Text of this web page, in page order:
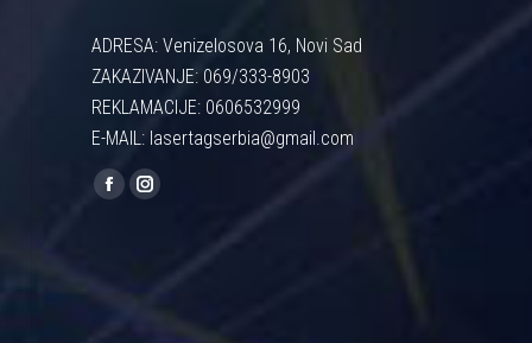
ADRESA: Venizelosova 16, Novi Sad
ZAKAZIVANJE: 069/333-8903
REKLAMACIJE: 0606532999
E-MAIL: lasertagserbia@gmail.com
Find us on:
FacebookInstagram